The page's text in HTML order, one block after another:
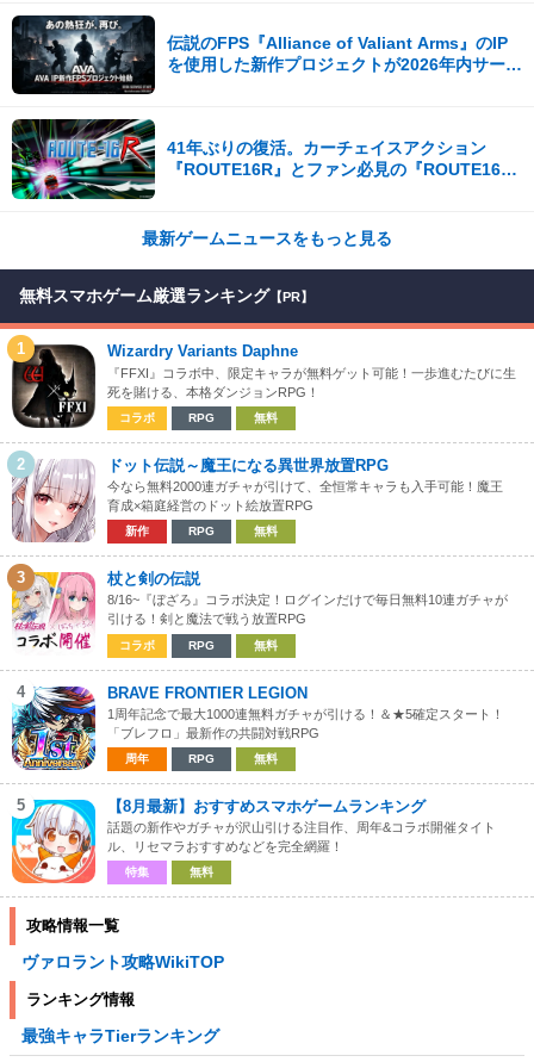
伝説のFPS『Alliance of Valiant Arms』のIP
を使用した新作プロジェクトが2026年内サービ
41年ぶりの復活。カーチェイスアクション
『ROUTE16R』とファン必見の『ROUTE16
最新ゲームニュースをもっと見る
無料スマホゲーム厳選ランキング 【PR】
1 Wizardry Variants Daphne
『FFXI』コラボ中、限定キャラが無料ゲット可能！一歩進むたびに生
死を賭ける、本格ダンジョンRPG！
コラボ RPG 無料
2 ドット伝説～魔王になる異世界放置RPG
今なら無料2000連ガチャが引けて、全恒常キャラも入手可能！魔王
育成×箱庭経営のドット絵放置RPG
新作 RPG 無料
3 杖と剣の伝説
8/16~『ぼざろ』コラボ決定！ログインだけで毎日無料10連ガチャが
引ける！剣と魔法で戦う放置RPG
コラボ RPG 無料
4 BRAVE FRONTIER LEGION
1周年記念で最大1000連無料ガチャが引ける！＆★5確定スタート！
「ブレフロ」最新作の共闘対戦RPG
周年 RPG 無料
5 【8月最新】おすすめスマホゲームランキング
話題の新作やガチャが沢山引ける注目作、周年&コラボ開催タイト
ル、リセマラおすすめなどを完全網羅！
特集 無料
攻略情報一覧
ヴァロラント攻略WikiTOP
ランキング情報
最強キャラTierランキング